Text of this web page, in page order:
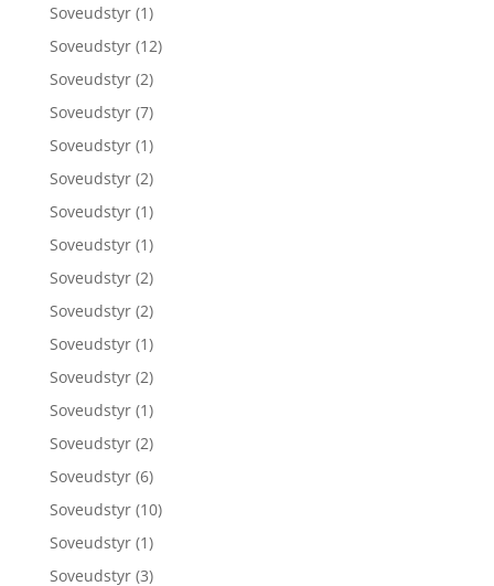
Soveudstyr (1)
Soveudstyr (12)
Soveudstyr (2)
Soveudstyr (7)
Soveudstyr (1)
Soveudstyr (2)
Soveudstyr (1)
Soveudstyr (1)
Soveudstyr (2)
Soveudstyr (2)
Soveudstyr (1)
Soveudstyr (2)
Soveudstyr (1)
Soveudstyr (2)
Soveudstyr (6)
Soveudstyr (10)
Soveudstyr (1)
Soveudstyr (3)